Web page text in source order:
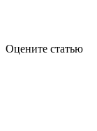
Оцените статью